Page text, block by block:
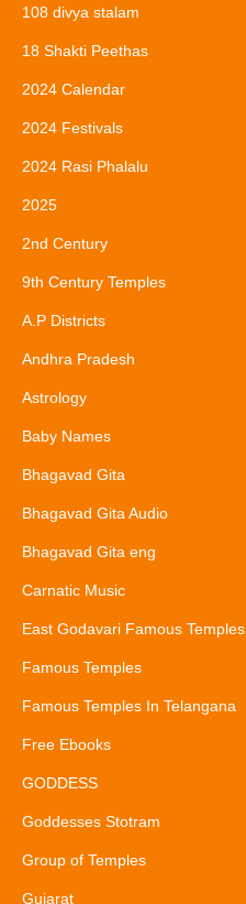
108 divya stalam
18 Shakti Peethas
2024 Calendar
2024 Festivals
2024 Rasi Phalalu
2025
2nd Century
9th Century Temples
A.P Districts
Andhra Pradesh
Astrology
Baby Names
Bhagavad Gita
Bhagavad Gita Audio
Bhagavad Gita eng
Carnatic Music
East Godavari Famous Temples
Famous Temples
Famous Temples In Telangana
Free Ebooks
GODDESS
Goddesses Stotram
Group of Temples
Gujarat